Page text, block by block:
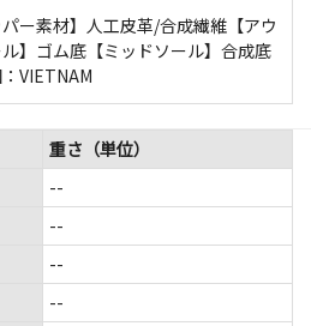
パー素材】人工皮革/合成繊維【アウ
ル】ゴム底【ミッドソール】合成底
VIETNAM
重さ（単位）
--
--
--
--